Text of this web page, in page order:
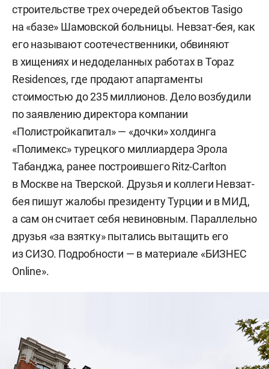
строительстве трех очередей объектов Tasigo
на «базе» Шамовской больницы. Невзат-бея, как
его называют соотечественники, обвиняют
в хищениях и недоделанных работах в Topaz
Residences, где продают апартаменты
стоимостью до 235 миллионов. Дело возбудили
по заявлению директора компании
«Полистройкапитал» — «дочки» холдинга
«Полимекс» турецкого миллиардера Эрола
Табанджа, ранее построившего Ritz-Carlton
в Москве на Тверской. Друзья и коллеги Невзат-
бея пишут жалобы президенту Турции и в МИД,
а сам он считает себя невиновным. Параллельно
друзья «за взятку» пытались вытащить его
из СИЗО. Подробности — в материале «БИЗНЕС
Online».